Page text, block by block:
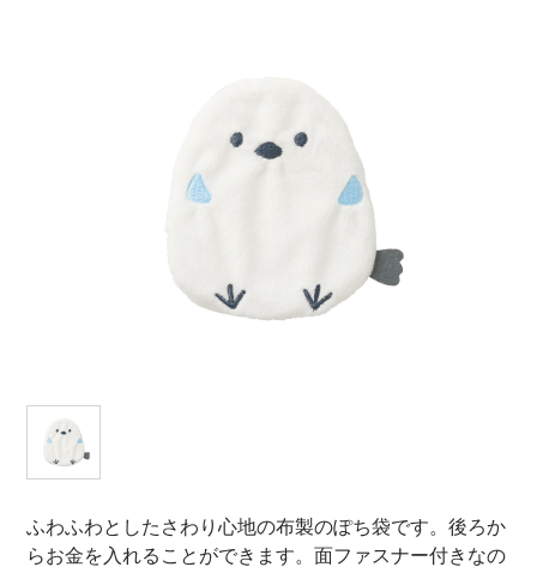
シリーズから探す
卸売業・小売業のお客様
マルアイについて
企業情報
ふわふわとしたさわり心地の布製のぽち袋です。後ろか
らお金を入れることができます。面ファスナー付きなの